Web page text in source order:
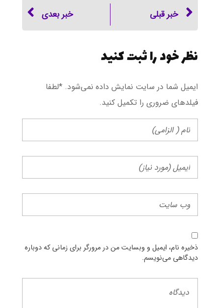
خبر قبلی خبر بعدی
نظر خود را ثبت کنید
ایمیل شما در سایت نمایش داده نمی‌شود. *لطفا
فیلد‌های ضروری را تکمیل کنید.
ذخیره نام، ایمیل و وبسایت من در مرورگر برای زمانی که دوباره
دیدگاهی می‌نویسم.